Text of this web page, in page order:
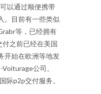
以通过顺便携带
。目前有一些类似
等，已经拥有
之前已经在美国
开始在欧洲等地发
公司。
际p2p交付服务。